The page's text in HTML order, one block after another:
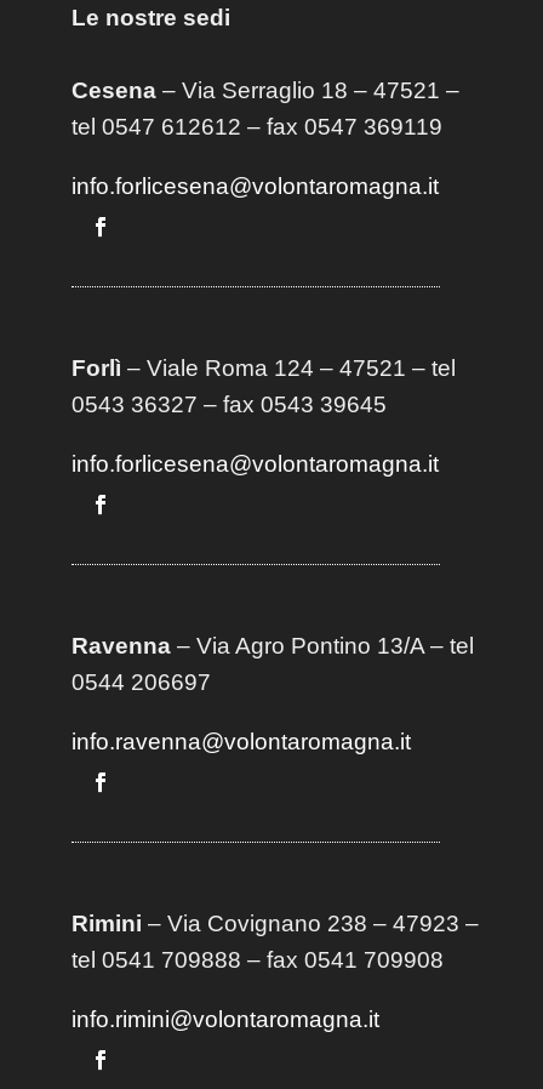
Le nostre sedi
Cesena– Via Serraglio 18 – 47521 –
tel 0547 612612 – fax 0547 369119
info.forlicesena@volontaromagna.it
Forlì – Viale Roma 124 – 47521 – tel
0543 36327 – fax 0543 39645
info.forlicesena@volontaromagna.it
Ravenna– Via Agro Pontino 13/A– tel
0544 206697
info.ravenna@volontaromagna.it
Rimini – Via Covignano 238 – 47923 –
tel 0541 709888 – fax 0541 709908
info.rimini@volontaromagna.it